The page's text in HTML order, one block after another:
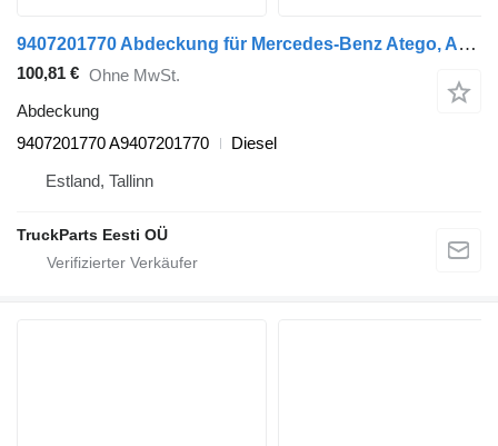
9407201770 Abdeckung für Mercedes-Benz Atego, Atego 2, Atego 3 (1996-) Sattelzugmaschine
100,81 € Ohne MwSt.
Abdeckung
9407201770 A9407201770
Diesel
Estland, Tallinn
TruckParts Eesti OÜ